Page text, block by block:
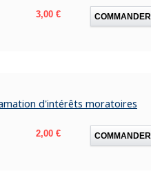
Prix
3,00 € COMMANDER
d'intérêts moratoires
Prix
2,00 € COMMANDER